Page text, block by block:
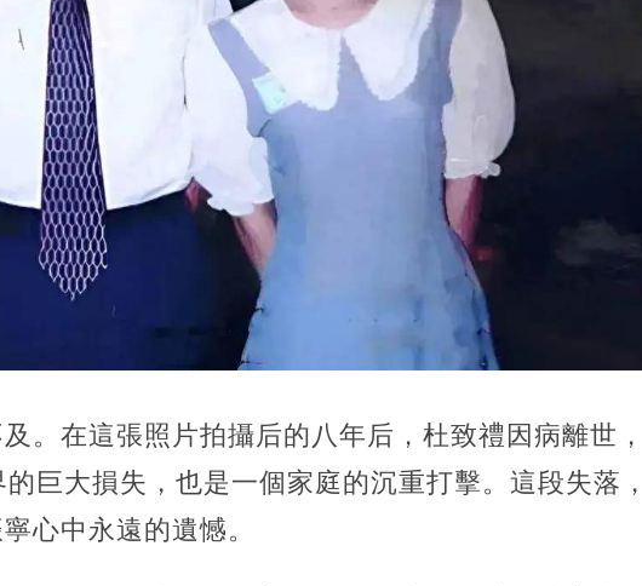
。在這張照片拍攝后的八年后，杜致禮因病離世，
巨大損失，也是一個家庭的沉重打擊。這段失落，
心中永遠的遺憾。